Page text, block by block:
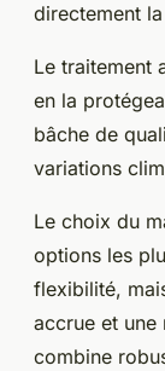
directement
Le traitement
en la
bâche de
variations
Le choix du
options les
flexibilité,
accrue et
combine